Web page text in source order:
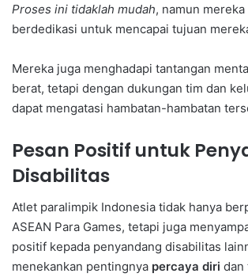
Proses ini tidaklah mudah, namun
berdedikasi untuk mencapai tujuan
Mereka juga menghadapi tantangan
berat, tetapi dengan dukungan tim dan
dapat mengatasi hambatan-hambatan
Pesan Positif untuk
Disabilitas
Atlet paralimpik Indonesia tidak hanya
ASEAN Para Games, tetapi juga
positif kepada penyandang disabilitas
menekankan pentingnya percaya diri dan